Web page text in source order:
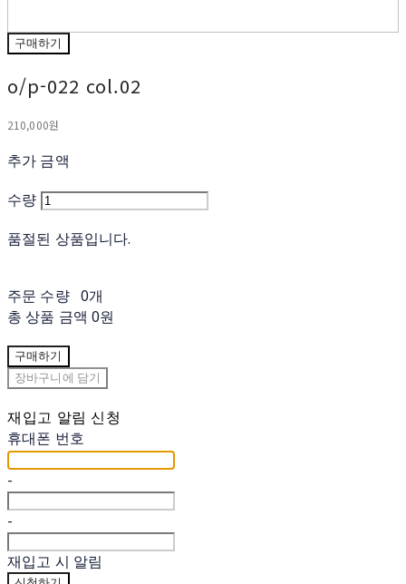
구매하기
o/p-022 col.02
210,000원
추가 금액
수량
품절된 상품입니다.
주문 수량 0개
총 상품 금액 0원
구매하기
장바구니에 담기
재입고 알림 신청
휴대폰 번호
-
-
재입고 시 알림